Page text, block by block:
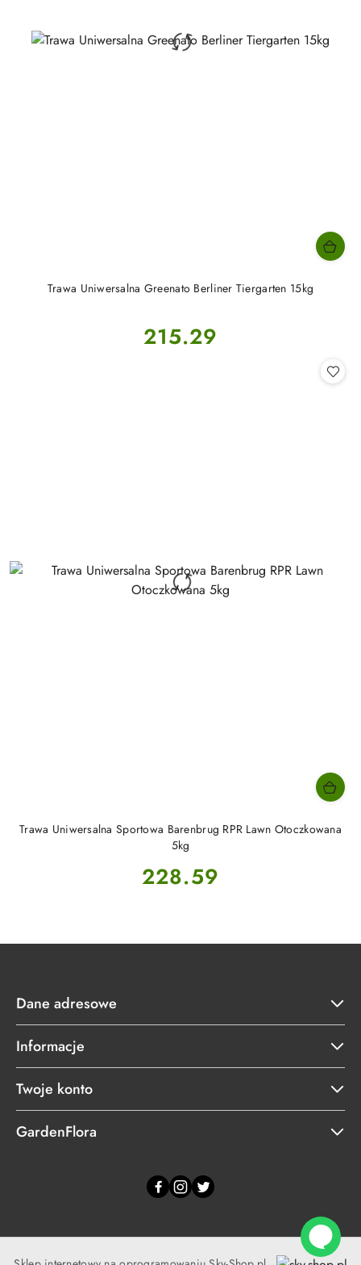
Trawa Uniwersalna Greenato Berliner Tiergarten 15kg
Cena:
215.29
Trawa Uniwersalna Sportowa Barenbrug RPR Lawn Otoczkowana
5kg
Cena:
228.59
Dane adresowe
Informacje
Twoje konto
GardenFlora